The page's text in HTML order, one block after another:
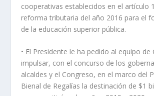
cooperativas establecidos en el artículo
reforma tributaria del año 2016 para el
de la educación superior pública.
• El Presidente le ha pedido al equipo de
impulsar, con el concurso de los
alcaldes y el Congreso, en el marco del
Bienal de Regalías la destinación de $1